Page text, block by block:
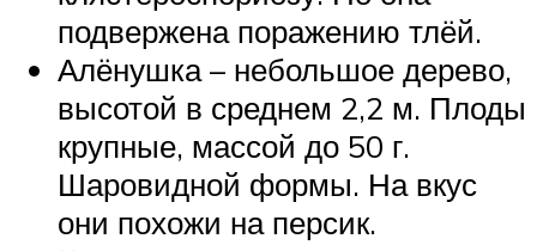
подвержена поражению тлёй.
Алёнушка – небольшое дерево,
высотой в среднем 2,2 м. Плоды
крупные, массой до 50 г.
Шаровидной формы. На вкус
они похожи на персик.